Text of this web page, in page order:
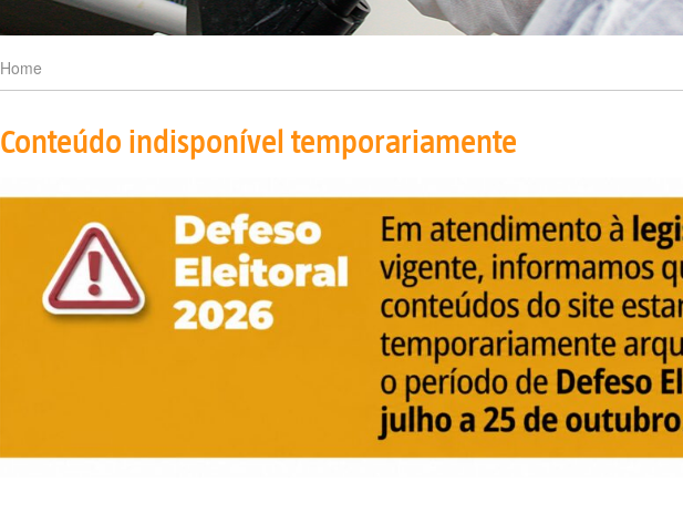
Home
Conteúdo indisponível temporariamente